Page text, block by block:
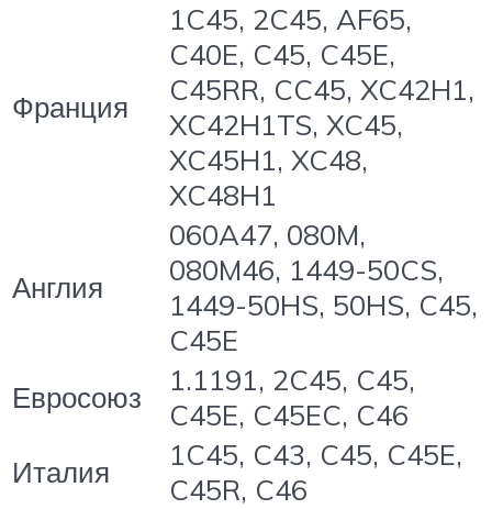
Франция
1C45, 2C45, AF65,
C40E, C45, C45E,
C45RR, CC45, XC42H1,
XC42H1TS, XC45,
XC45H1, XC48,
XC48H1
Англия
060A47, 080M,
080M46, 1449-50CS,
1449-50HS, 50HS, C45,
C45E
Евросоюз
1.1191, 2C45, C45,
C45E, C45EC, C46
Италия
1C45, C43, C45, C45E,
C45R, C46